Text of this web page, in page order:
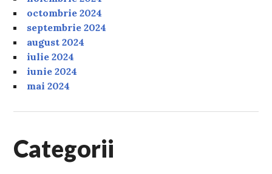
octombrie 2024
septembrie 2024
august 2024
iulie 2024
iunie 2024
mai 2024
Categorii